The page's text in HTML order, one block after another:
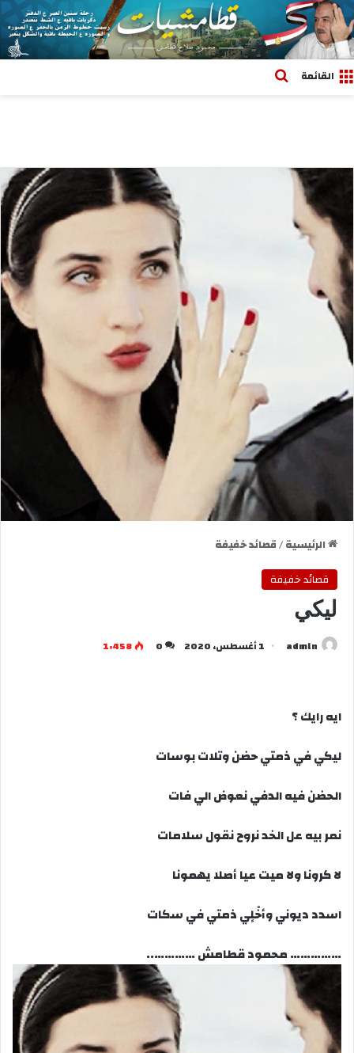
القائمة
الرئيسية/قصائد خفيفة
قصائد خفيفة
ليكي
admln 1 أغسطس، 2020 0 1٬458
ايه رايك ؟
ليكي في ذمتي حضن وتلات بوسات
الحضن فيه الدفي نعوض الي فات
نمر بيه عل الخد نروح نقول سلامات
لا كرونا ولا ميت عيا أصلا يهمونا
اسدد ديوني وأخْلٍي ذمتي في سكات
…………… محمود قطامش …………..